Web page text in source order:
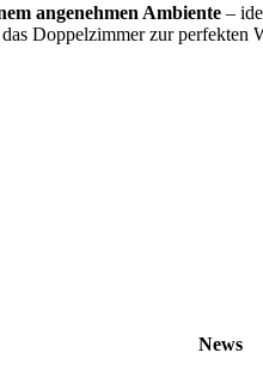
angenehmen Ambiente –
Doppelzimmer zur perfekten
News